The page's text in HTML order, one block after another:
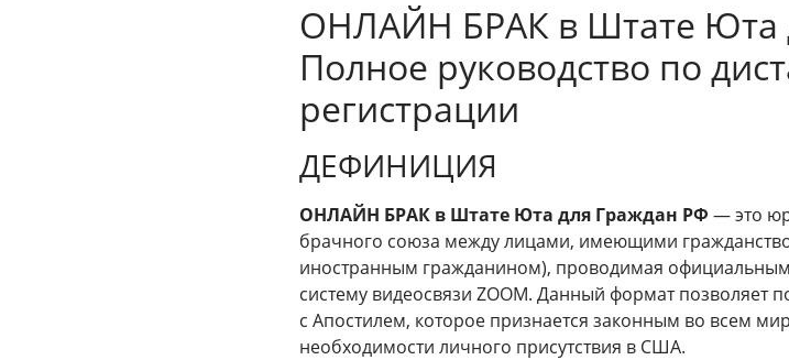
ОНЛАЙН БРАК в Штате Юта
Полное руководство по
регистрации
ДЕФИНИЦИЯ
ОНЛАЙН БРАК в Штате Юта для Граждан РФ — это
брачного союза между лицами, имеющими
иностранным гражданином), проводимая
систему видеосвязи ZOOM. Данный формат позволяет
с Апостилем, которое признается законным во всем
необходимости личного присутствия в США.